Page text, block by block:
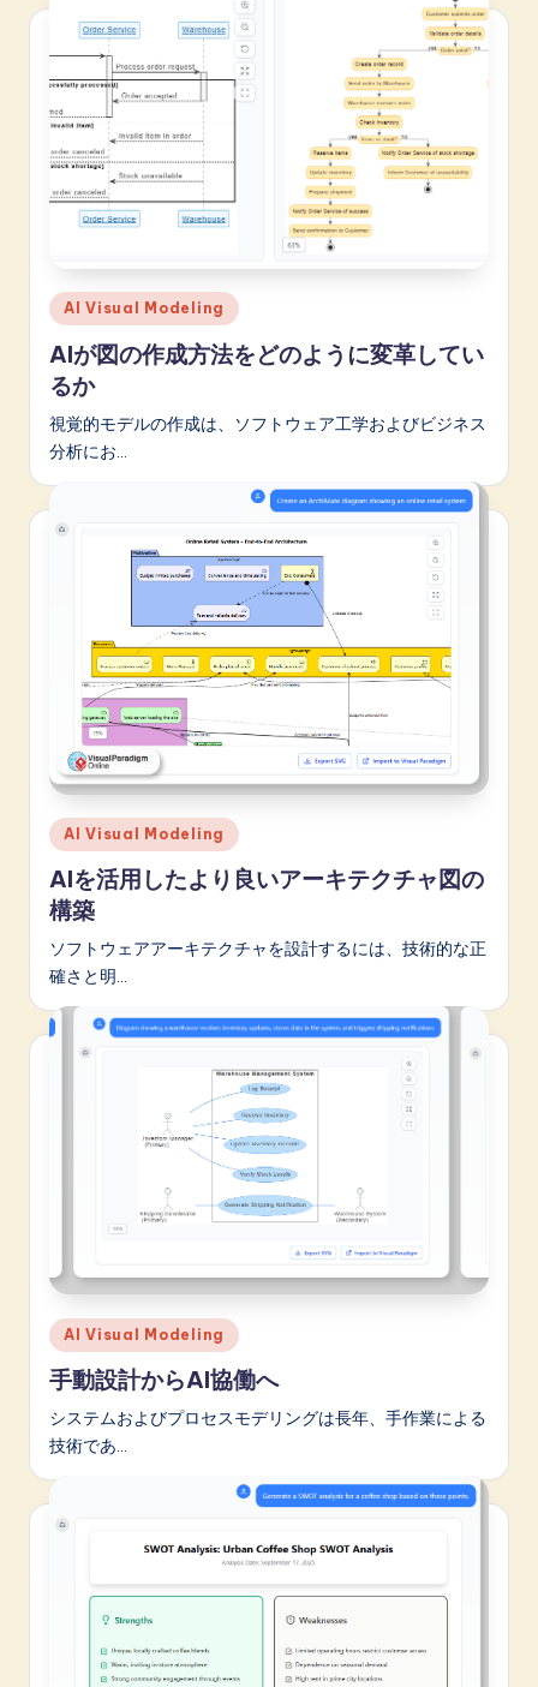
Posted
in
AI Visual Modeling
AIが図の作成方法をどのように変革してい
るか
視覚的モデルの作成は、ソフトウェア工学およびビジネス
分析にお…
Posted
in
AI Visual Modeling
AIを活用したより良いアーキテクチャ図の
構築
ソフトウェアアーキテクチャを設計するには、技術的な正
確さと明…
Posted
in
AI Visual Modeling
手動設計からAI協働へ
システムおよびプロセスモデリングは長年、手作業による
技術であ…